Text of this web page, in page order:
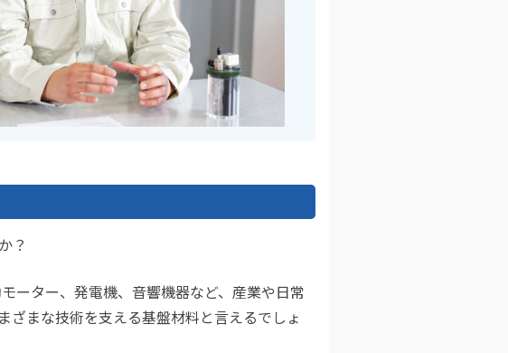
？
ーター、発電機、音響機器など、産業や日常
ざまな技術を支える基盤材料と言えるでしょ